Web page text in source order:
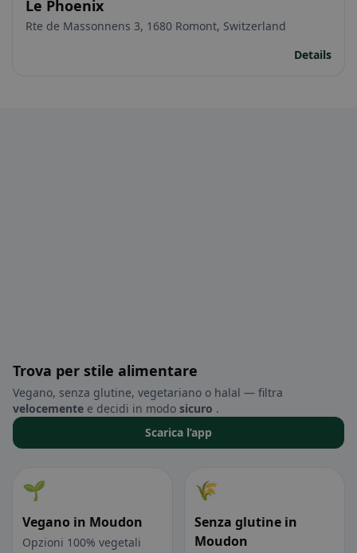
Le Phoenix
Rte de Massonnens 3, 1680 Romont, Switzerland
Details
Trova per stile alimentare
Vegano, senza glutine, vegetariano o halal — filtra
velocemente e decidi in modo sicuro .
Scarica l’app
🌱
Vegano in Moudon
Opzioni 100% vegetali
🌾
Senza glutine in
Moudon